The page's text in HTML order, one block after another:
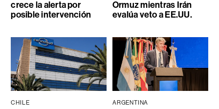
crece la alerta por
posible intervención
Ormuz mientras Irán
evalúa veto a EE.UU.
CHILE ARGENTINA